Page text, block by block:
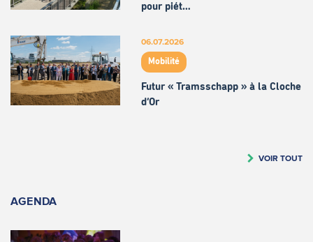
pour piét…
06.07.2026
Mobilité
Futur « Tramsschapp » à la Cloche
d’Or
VOIR TOUT
AGENDA